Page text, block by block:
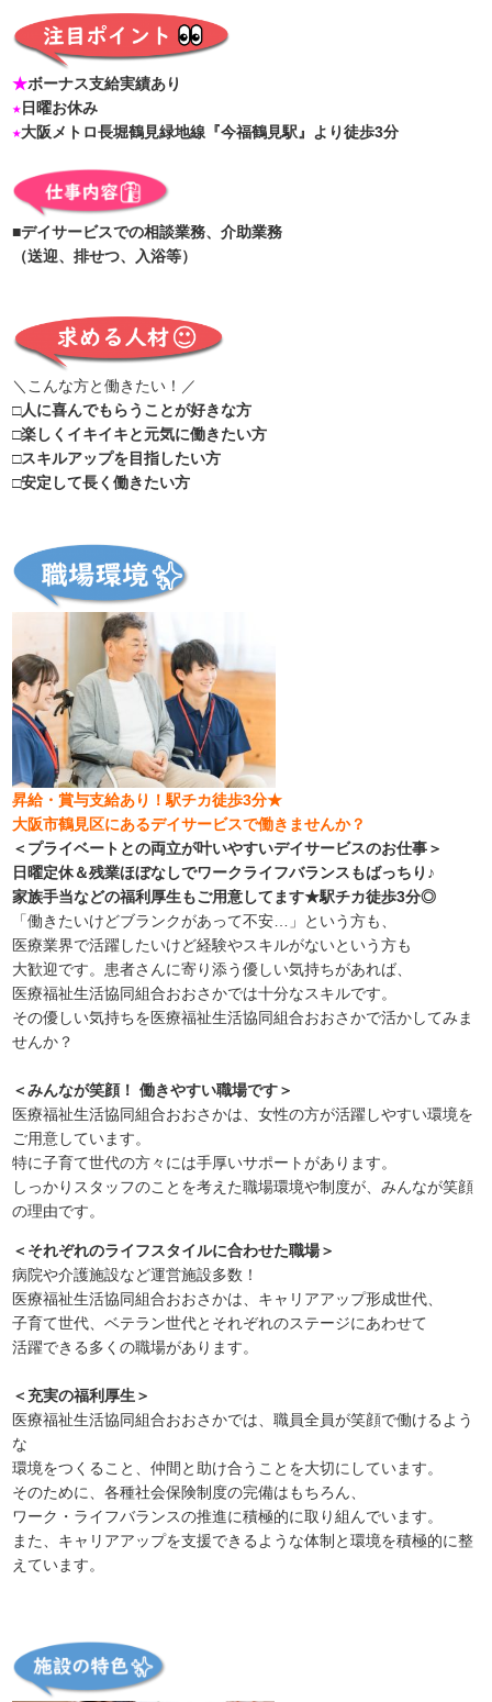
★ボーナス支給実績あり
★日曜お休み
★大阪メトロ長堀鶴見緑地線『今福鶴見駅』より徒歩3分
■デイサービスでの相談業務、介助業務
（送迎、排せつ、入浴等）
＼こんな方と働きたい！／
□人に喜んでもらうことが好きな方
□楽しくイキイキと元気に働きたい方
□スキルアップを目指したい方
□安定して長く働きたい方
昇給・賞与支給あり！駅チカ徒歩3分★
大阪市鶴見区にあるデイサービスで働きませんか？
＜プライベートとの両立が叶いやすいデイサービスのお仕事＞
日曜定休＆残業ほぼなしでワークライフバランスもばっちり♪
家族手当などの福利厚生もご用意してます★駅チカ徒歩3分◎
「働きたいけどブランクがあって不安…」という方も、
医療業界で活躍したいけど経験やスキルがないという方も
大歓迎です。患者さんに寄り添う優しい気持ちがあれば、
医療福祉生活協同組合おおさかでは十分なスキルです。
その優しい気持ちを医療福祉生活協同組合おおさかで活かしてみま
せんか？
＜みんなが笑顔！ 働きやすい職場です＞
医療福祉生活協同組合おおさかは、女性の方が活躍しやすい環境を
ご用意しています。
特に子育て世代の方々には手厚いサポートがあります。
しっかりスタッフのことを考えた職場環境や制度が、みんなが笑顔
の理由です。
＜それぞれのライフスタイルに合わせた職場＞
病院や介護施設など運営施設多数！
医療福祉生活協同組合おおさかは、キャリアアップ形成世代、
子育て世代、ベテラン世代とそれぞれのステージにあわせて
活躍できる多くの職場があります。
＜充実の福利厚生＞
医療福祉生活協同組合おおさかでは、職員全員が笑顔で働けるよう
な
環境をつくること、仲間と助け合うことを大切にしています。
そのために、各種社会保険制度の完備はもちろん、
ワーク・ライフバランスの推進に積極的に取り組んでいます。
また、キャリアアップを支援できるような体制と環境を積極的に整
えています。